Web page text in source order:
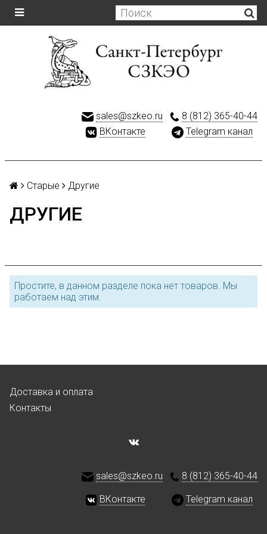
sales@szkeo.ru
8 (812) 365-40-44
ВКонтакте
Telegram канал
Старые Другие
ДРУГИЕ
Простите, в данном разделе пока нет товаров. Мы
работаем над этим.
Доставка и оплата
Контакты
sales@szkeo.ru 8 (812) 365-40-44
ВКонтакте Telegram канал